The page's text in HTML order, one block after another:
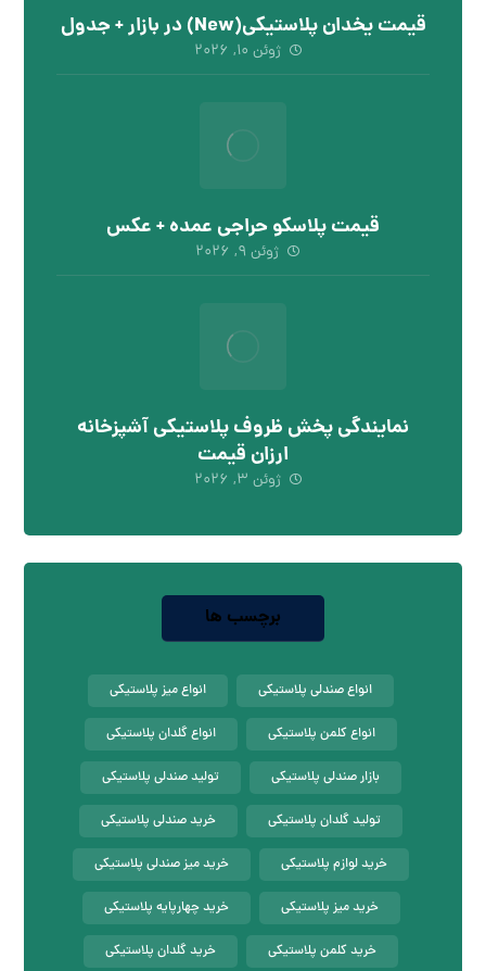
قیمت یخدان پلاستیکی(New) در بازار + جدول
ژوئن ۱۰, ۲۰۲۶
قیمت پلاسکو حراجی عمده + عکس
ژوئن ۹, ۲۰۲۶
نمایندگی پخش ظروف پلاستیکی آشپزخانه
ارزان قیمت
ژوئن ۳, ۲۰۲۶
برچسب ها
انواع صندلی پلاستیکی انواع میز پلاستیکی
انواع کلمن پلاستیکی انواع گلدان پلاستیکی
بازار صندلی پلاستیکی تولید صندلی پلاستیکی
تولید گلدان پلاستیکی خرید صندلی پلاستیکی
خرید لوازم پلاستیکی خرید میز صندلی پلاستیکی
خرید میز پلاستیکی خرید چهارپایه پلاستیکی
خرید کلمن پلاستیکی خرید گلدان پلاستیکی